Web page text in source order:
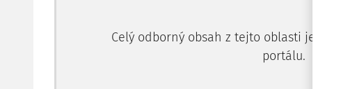
Celý odborný obsah z tejto oblasti je
portálu.